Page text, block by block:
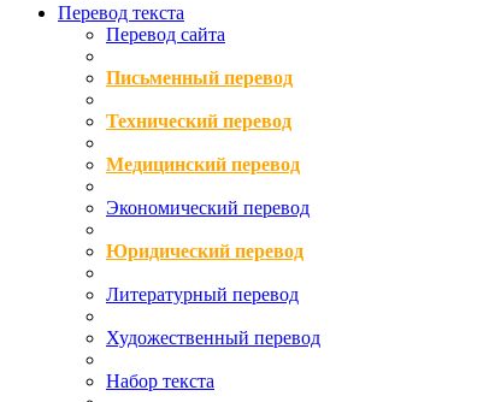
Перевод текста
Перевод сайта
Письменный перевод
Технический перевод
Медицинский перевод
Экономический перевод
Юридический перевод
Литературный перевод
Художественный перевод
Набор текста